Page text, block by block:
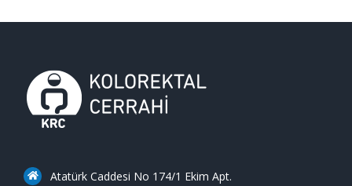
Atatürk Caddesi No 174/1 Ekim Apt.